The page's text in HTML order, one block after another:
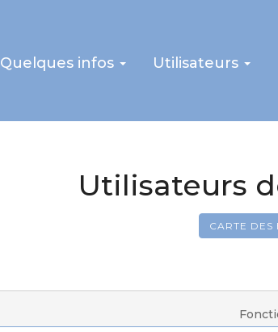
Quelques infos Utilisateurs
Utilisateurs
CARTE DES